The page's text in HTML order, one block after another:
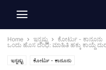
Home ಇನ್ನಷ್ಟು ಕೋರ್ಟು - ಕಾನೂನು
ಒಂದು ಹೊಸ ದಂಧೆ: ಮಾಹಿತಿ ಹಕ್ಕು ಕಾಯ್ದೆ
ಇನ್ನಷ್ಟು ಕೋರ್ಟು - ಕಾನೂನು